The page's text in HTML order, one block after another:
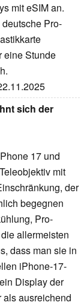
mit eSIM an.
Pro-
eine Stunde
sich der
17 und
mit
der
begegnen
Pro-
allermeisten
dass man sie in
iPhone-17-
Display der
ausreichend